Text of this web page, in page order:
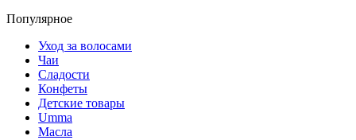
Популярное
Уход за волосами
Чаи
Сладости
Конфеты
Детские товары
Umma
Масла